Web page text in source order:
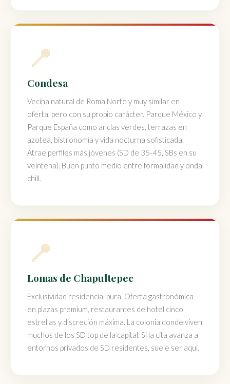
📍
Condesa
Vecina natural de Roma Norte y muy similar en
oferta, pero con su propio carácter. Parque México y
Parque España como anclas verdes, terrazas en
azotea, bistronomía y vida nocturna sofisticada.
Atrae perfiles más jóvenes (SD de 35-45, SBs en su
veintena). Buen punto medio entre formalidad y onda
chill.
📍
Lomas de Chapultepec
Exclusividad residencial pura. Oferta gastronómica
en plazas premium, restaurantes de hotel cinco
estrellas y discreción máxima. La colonia donde viven
muchos de los SD top de la capital. Si la cita avanza a
entornos privados de SD residentes, suele ser aquí.